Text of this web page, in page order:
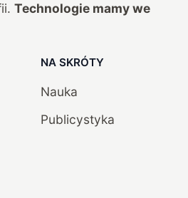
Technologie mamy we
NA SKRÓTY
Nauka
Publicystyka